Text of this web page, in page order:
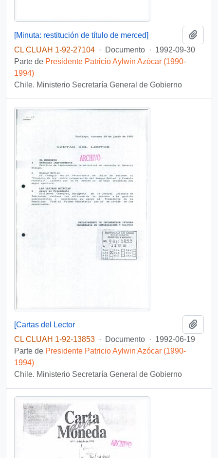
[Minuta: restitución de título de merced]
CL CLUAH 1-92-27104 · Documento · 1992-09-30
Parte de Presidente Patricio Aylwin Azócar (1990-
1994)
Chile. Ministerio Secretaría General de Gobierno
[Cartas del Lector
CL CLUAH 1-92-13853 · Documento · 1992-06-19
Parte de Presidente Patricio Aylwin Azócar (1990-
1994)
Chile. Ministerio Secretaría General de Gobierno